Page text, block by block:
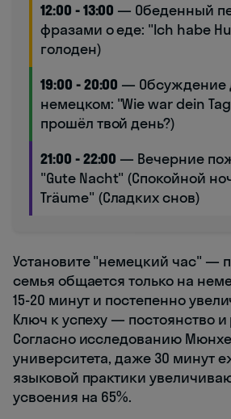
12:00 - 13:00 — Обеденный
фразами о еде: "Ich habe
голоден)
19:00 - 20:00 — Обсуждение
немецком: "Wie war dein
прошёл твой день?)
21:00 - 22:00 — Вечерние
"Gute Nacht" (Спокойной
Träume" (Сладких снов)
Установите "немецкий час" —
семья общается только на
15-20 минут и постепенно
Ключ к успеху — постоянство и
Согласно исследованию
университета, даже 30 минут
языковой практики
усвоения на 65%.